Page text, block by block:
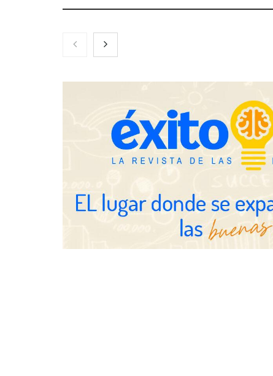
COMPALISS de LYSOTRIC: cuando
un solo producto multiplica las
años
transforman espacios de la mano
de Tormo Franquicias